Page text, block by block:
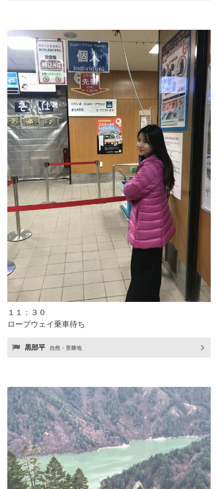
１１：３０
ロープウェイ乗車待ち
黒部平 自然・景勝地